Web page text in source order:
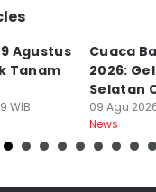
Agustus
Tanam
WIB
Cuaca
2026:
Selatan
09 Agu
News